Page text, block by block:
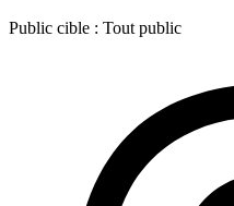
Public cible : Tout public